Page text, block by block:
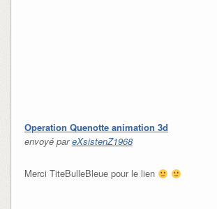
Operation Quenotte animation 3d
envoyé pareXsistenZ1968
Merci TiteBulleBleue pour le lien